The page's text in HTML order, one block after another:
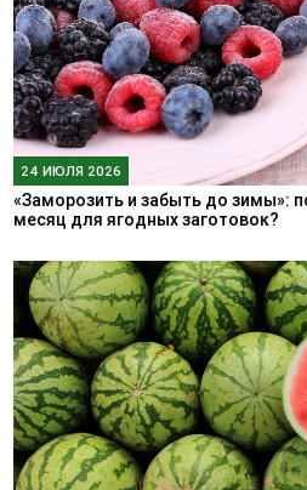
24 ИЮЛЯ 2026
«Заморозить и забыть до зимы»:
месяц для ягодных заготовок?